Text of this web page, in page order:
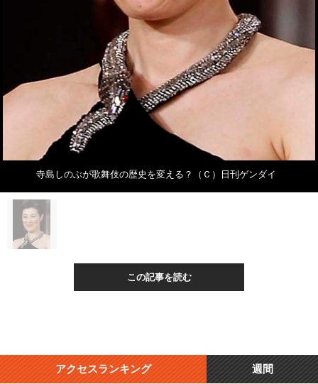
寺島しのぶが歌舞伎の歴史を変える？（Ｃ）日刊ゲンダイ
この記事を読む
アクセスランキング 週間